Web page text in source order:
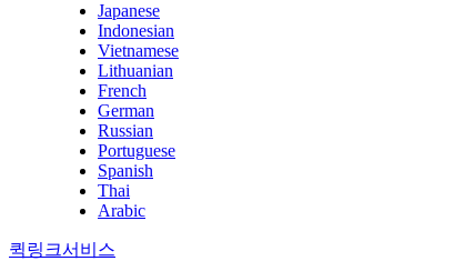
Japanese
Indonesian
Vietnamese
Lithuanian
French
German
Russian
Portuguese
Spanish
Thai
Arabic
퀵링크서비스